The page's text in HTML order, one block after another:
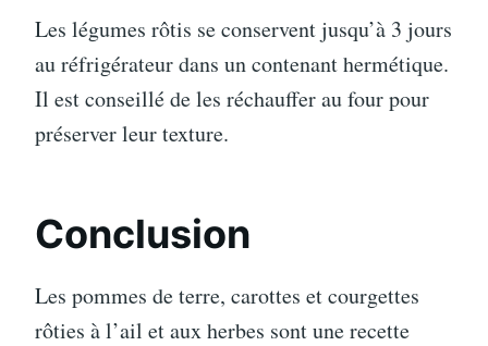
Les légumes rôtis se conservent jusqu’à 3 jours
au réfrigérateur dans un contenant hermétique.
Il est conseillé de les réchauffer au four pour
préserver leur texture.
Conclusion
Les pommes de terre, carottes et courgettes
rôties à l’ail et aux herbes sont une recette